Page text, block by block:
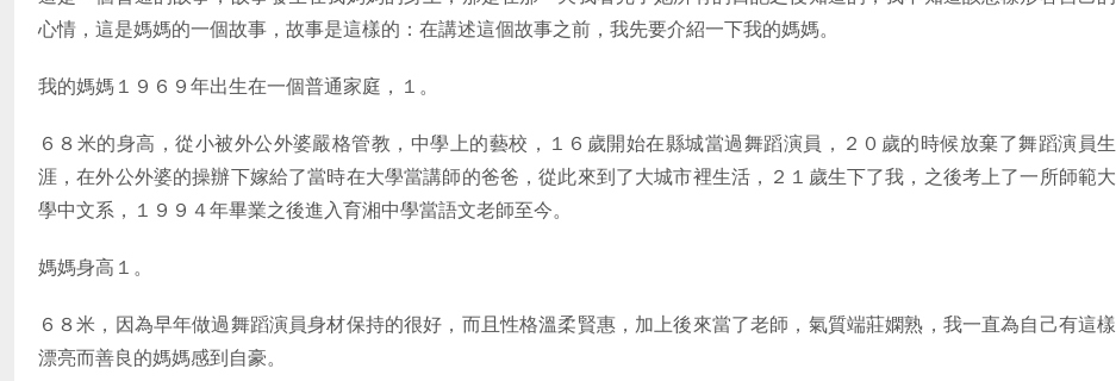
心情，這是媽媽的一個故事，故事是這樣的：在講述這個故事之前，我先要介紹一下我的媽媽。
我的媽媽１９６９年出生在一個普通家庭，１。
６８米的身高，從小被外公外婆嚴格管教，中學上的藝校，１６歲開始在縣城當過舞蹈演員，２０歲的時候放棄了舞蹈演員生
涯，在外公外婆的操辦下嫁給了當時在大學當講師的爸爸，從此來到了大城市裡生活，２１歲生下了我，之後考上了一所師範大
學中文系，１９９４年畢業之後進入育湘中學當語文老師至今。
媽媽身高１。
６８米，因為早年做過舞蹈演員身材保持的很好，而且性格溫柔賢惠，加上後來當了老師，氣質端莊嫻熟，我一直為自己有這樣
漂亮而善良的媽媽感到自豪。